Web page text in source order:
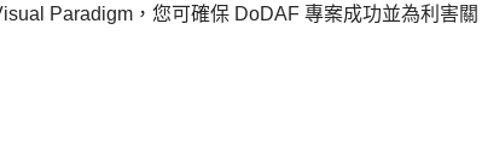
Paradigm，您可確保 DoDAF 專案成功並為利害關